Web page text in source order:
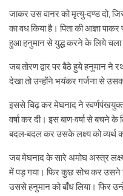
जाकर उस वानर को मृत्यु-दण्ड दो,
का वध किया है। पिता की आज्ञा
हुआ हनुमान से युद्ध करने के लिये
जब तोरण द्वार पर बैठे हुये हनुमान
देखा तो उन्होंने भयंकर गर्जना से
इससे चिढ़ कर मेघनाद ने
वर्षा कर दी। इस बाण-वर्षा से
बदल-बदल कर उसके लक्ष्य को व्यर्थ
जब मेघनाद के सारे अमोघ अस्त्र लक्ष्य
में पड़ गया। फिर कुछ सोच कर उसने
उससे हनुमान को बाँध लिया। फिर